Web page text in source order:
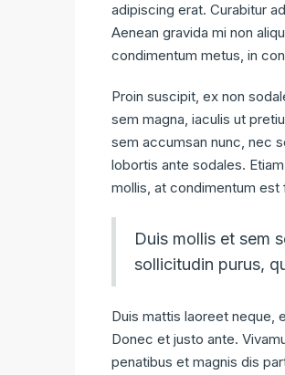
adipiscing erat. Curabitur
Aenean gravida mi non
condimentum metus, in
Proin suscipit, ex non
sem magna, iaculis ut
sem accumsan nunc, nec
lobortis ante sodales.
mollis, at condimentum est
Duis mollis et sem
sollicitudin purus,
Duis mattis laoreet neque,
Donec et justo ante.
penatibus et magnis dis